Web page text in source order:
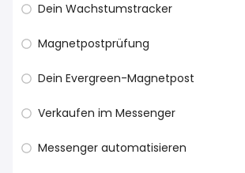
Dein Wachstumstracker
Magnetpostprüfung
Dein Evergreen-Magnetpost
Verkaufen im Messenger
Messenger automatisieren